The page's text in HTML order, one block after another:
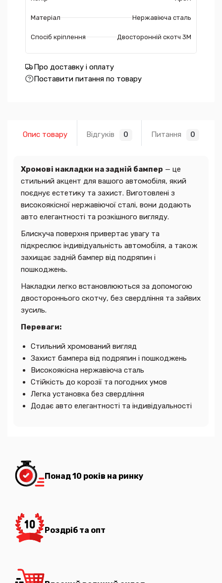
Матеріал Нержавіюча сталь
Спосіб кріплення Двосторонній скотч 3М
Про доставку і оплату
Поставити питання по товару
Опис товару Відгуків 0 Питання 0
Хромові накладки на задній бампер — це
стильний акцент для вашого автомобіля, який
поєднує естетику та захист. Виготовлені з
високоякісної нержавіючої сталі, вони додають
авто елегантності та розкішного вигляду.
Блискуча поверхня привертає увагу та
підкреслює індивідуальність автомобіля, а також
захищає задній бампер від подряпин і
пошкоджень.
Накладки легко встановлюються за допомогою
двостороннього скотчу, без свердління та зайвих
зусиль.
Переваги:
Стильний хромований вигляд
Захист бампера від подряпин і пошкоджень
Високоякісна нержавіюча сталь
Стійкість до корозії та погодних умов
Легка установка без свердління
Додає авто елегантності та індивідуальності
Понад 10 років на ринку
Роздріб та опт